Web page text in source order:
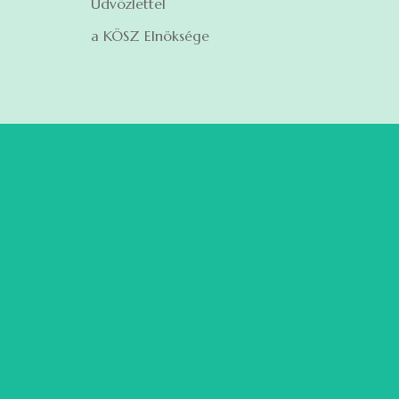
Üdvözlettel
a KÖSZ Elnöksége